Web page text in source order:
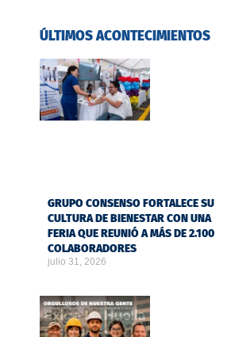
ÚLTIMOS ACONTECIMIENTOS
GRUPO CONSENSO FORTALECE SU
CULTURA DE BIENESTAR CON UNA
FERIA QUE REUNIÓ A MÁS DE 2.100
COLABORADORES
julio 31, 2026